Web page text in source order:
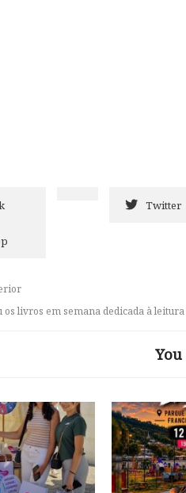
Twitter
os livros em semana dedicada à leitura